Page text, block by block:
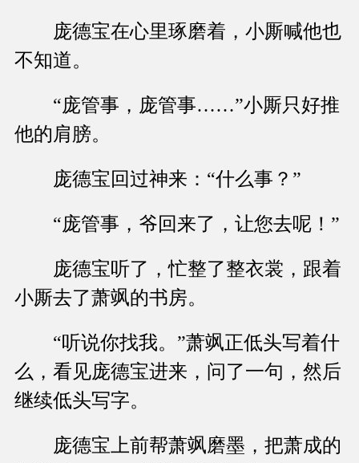
庞德宝在心里琢磨着，小厮喊他也
不知道。
“庞管事，庞管事……”小厮只好推
他的肩膀。
庞德宝回过神来：“什么事？”
“庞管事，爷回来了，让您去呢！”
庞德宝听了，忙整了整衣裳，跟着
小厮去了萧飒的书房。
“听说你找我。”萧飒正低头写着什
么，看见庞德宝进来，问了一句，然后
继续低头写字。
庞德宝上前帮萧飒磨墨，把萧成的